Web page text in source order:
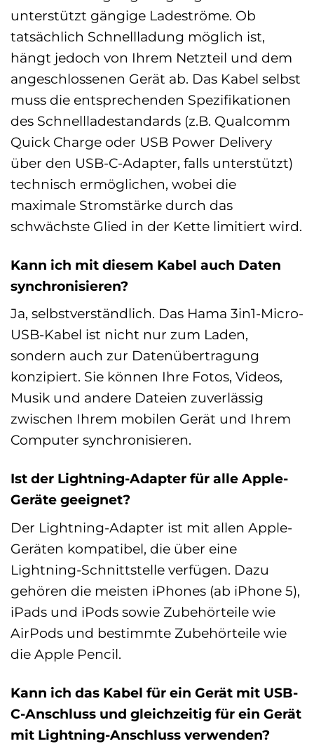
unterstützt gängige Ladeströme. Ob
tatsächlich Schnellladung möglich ist,
hängt jedoch von Ihrem Netzteil und dem
angeschlossenen Gerät ab. Das Kabel selbst
muss die entsprechenden Spezifikationen
des Schnellladestandards (z.B. Qualcomm
Quick Charge oder USB Power Delivery
über den USB-C-Adapter, falls unterstützt)
technisch ermöglichen, wobei die
maximale Stromstärke durch das
schwächste Glied in der Kette limitiert wird.
Kann ich mit diesem Kabel auch Daten
synchronisieren?
Ja, selbstverständlich. Das Hama 3in1-Micro-
USB-Kabel ist nicht nur zum Laden,
sondern auch zur Datenübertragung
konzipiert. Sie können Ihre Fotos, Videos,
Musik und andere Dateien zuverlässig
zwischen Ihrem mobilen Gerät und Ihrem
Computer synchronisieren.
Ist der Lightning-Adapter für alle Apple-
Geräte geeignet?
Der Lightning-Adapter ist mit allen Apple-
Geräten kompatibel, die über eine
Lightning-Schnittstelle verfügen. Dazu
gehören die meisten iPhones (ab iPhone 5),
iPads und iPods sowie Zubehörteile wie
AirPods und bestimmte Zubehörteile wie
die Apple Pencil.
Kann ich das Kabel für ein Gerät mit USB-
C-Anschluss und gleichzeitig für ein Gerät
mit Lightning-Anschluss verwenden?